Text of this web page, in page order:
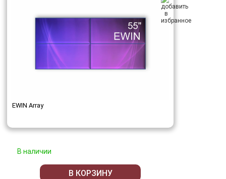
EWIN Array
В наличии
В КОРЗИНУ